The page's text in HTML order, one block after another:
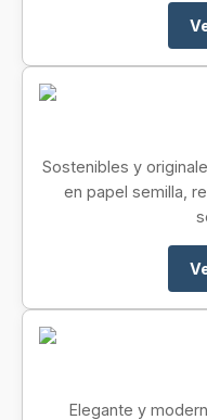
Sostenibles y
en papel semilla,
Elegante y